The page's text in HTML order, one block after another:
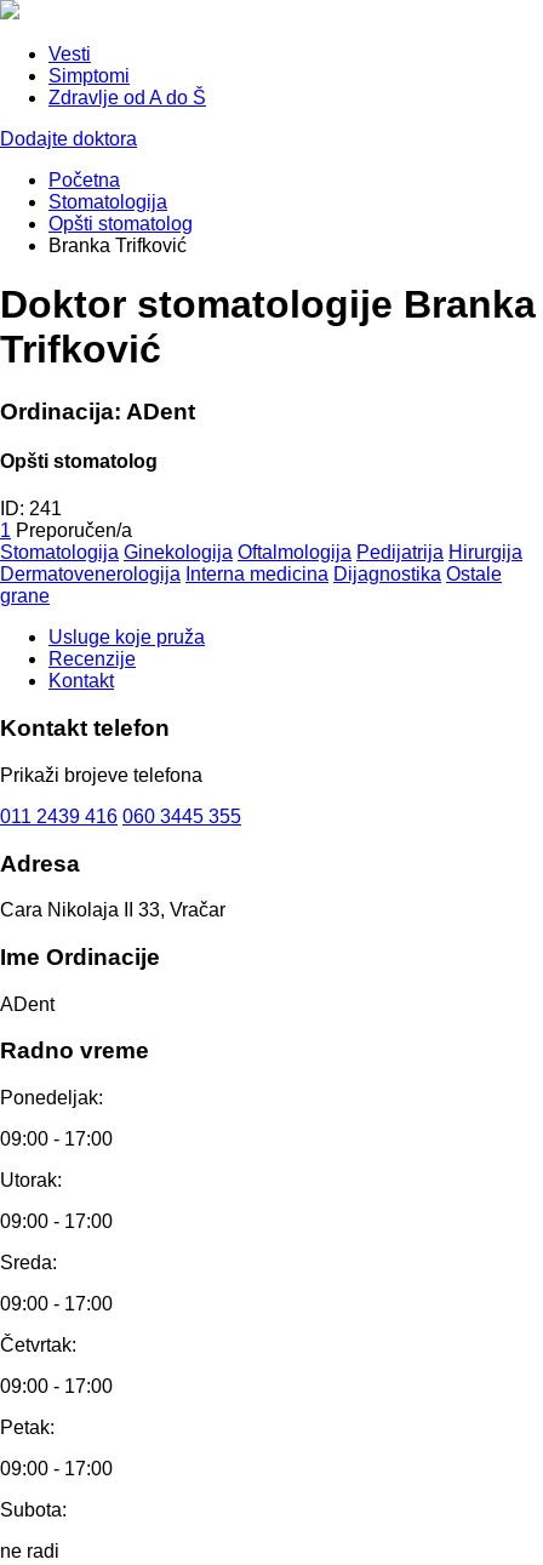
Vesti
Simptomi
Zdravlje od A do Š
Dodajte doktora
Početna
Stomatologija
Opšti stomatolog
Branka Trifković
Doktor stomatologije Branka
Trifković
Ordinacija: ADent
Opšti stomatolog
ID: 241
1 Preporučen/a
Stomatologija Ginekologija Oftalmologija Pedijatrija Hirurgija
Dermatovenerologija Interna medicina Dijagnostika Ostale
grane
Usluge koje pruža
Recenzije
Kontakt
Kontakt telefon
Prikaži brojeve telefona
011 2439 416 060 3445 355
Adresa
Cara Nikolaja II 33, Vračar
Ime Ordinacije
ADent
Radno vreme
Ponedeljak:
09:00 - 17:00
Utorak:
09:00 - 17:00
Sreda:
09:00 - 17:00
Četvrtak:
09:00 - 17:00
Petak:
09:00 - 17:00
Subota:
ne radi